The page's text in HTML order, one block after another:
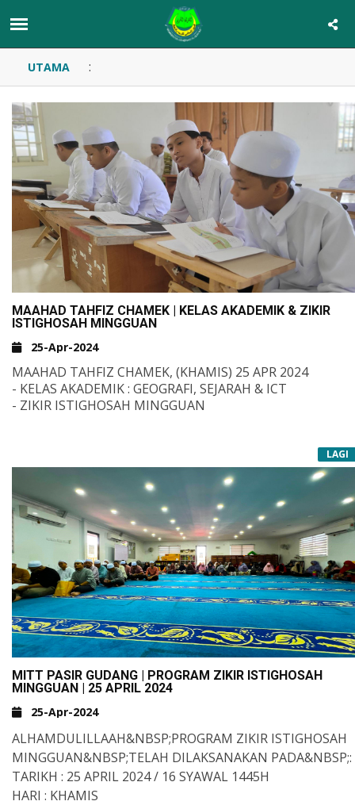
UTAMA :
MAAHAD TAHFIZ CHAMEK | KELAS AKADEMIK & ZIKIR
ISTIGHOSAH MINGGUAN
25-Apr-2024
MAAHAD TAHFIZ CHAMEK, (KHAMIS) 25 APR 2024
- KELAS AKADEMIK : GEOGRAFI, SEJARAH & ICT
- ZIKIR ISTIGHOSAH MINGGUAN
LAGI
MITT PASIR GUDANG | PROGRAM ZIKIR ISTIGHOSAH
MINGGUAN | 25 APRIL 2024
25-Apr-2024
ALHAMDULILLAAH&NBSP;PROGRAM ZIKIR ISTIGHOSAH
MINGGUAN&NBSP;TELAH DILAKSANAKAN PADA&NBSP;:
TARIKH : 25 APRIL 2024 / 16 SYAWAL 1445H
HARI : KHAMIS